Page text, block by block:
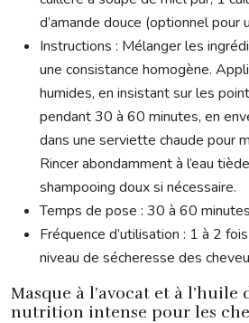
d’amande douce (optionnel pour
Instructions : Mélanger les
une consistance homogène.
humides, en insistant sur les
pendant 30 à 60 minutes, en
dans une serviette chaude pour
Rincer abondamment à l’eau
shampooing doux si nécessaire.
Temps de pose : 30 à 60
Fréquence d’utilisation : 1 à 2
niveau de sécheresse des
Masque à l’avocat et à l’huile
nutrition intense pour les